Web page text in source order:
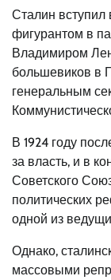
Сталин вступил
фигурантом в
Владимиром
большевиков в
генеральным
В 1924 году
за власть, и в
Советского
политических
одной из
Однако,
массовыми